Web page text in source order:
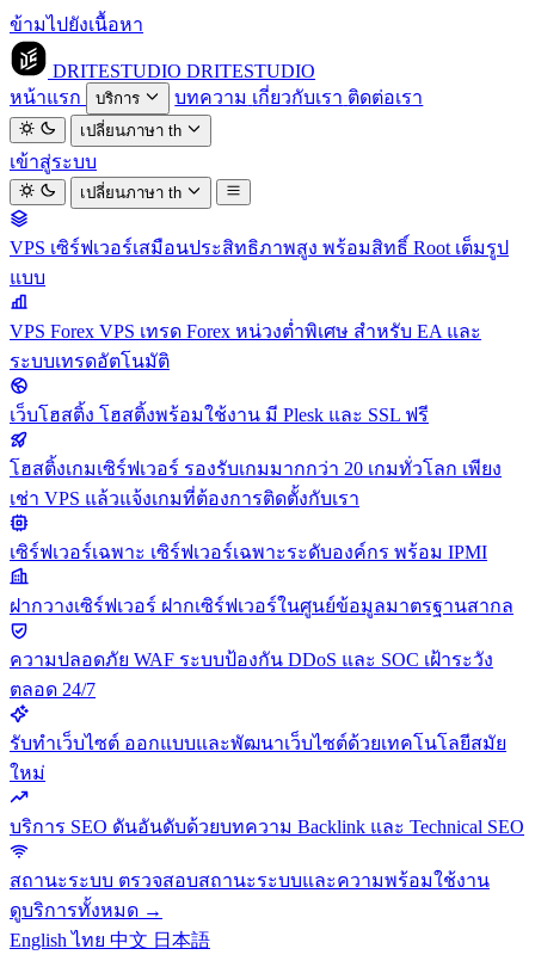
ข้ามไปยังเนื้อหา
DRITESTUDIO DRITESTUDIO
หน้าแรก
บริการ บทความ เกี่ยวกับเรา ติดต่อเรา
เปลี่ยนภาษาth
เข้าสู่ระบบ
เปลี่ยนภาษาth
VPS เซิร์ฟเวอร์เสมือนประสิทธิภาพสูง พร้อมสิทธิ์ Root เต็มรูป
แบบ
VPS Forex VPS เทรด Forex หน่วงต่ำพิเศษ สำหรับ EA และ
ระบบเทรดอัตโนมัติ
เว็บโฮสติ้ง โฮสติ้งพร้อมใช้งาน มี Plesk และ SSL ฟรี
โฮสติ้งเกมเซิร์ฟเวอร์ รองรับเกมมากกว่า 20 เกมทั่วโลก เพียง
เช่า VPS แล้วแจ้งเกมที่ต้องการติดตั้งกับเรา
เซิร์ฟเวอร์เฉพาะ เซิร์ฟเวอร์เฉพาะระดับองค์กร พร้อม IPMI
ฝากวางเซิร์ฟเวอร์ ฝากเซิร์ฟเวอร์ในศูนย์ข้อมูลมาตรฐานสากล
ความปลอดภัย WAF ระบบป้องกัน DDoS และ SOC เฝ้าระวัง
ตลอด 24/7
รับทำเว็บไซต์ ออกแบบและพัฒนาเว็บไซต์ด้วยเทคโนโลยีสมัย
ใหม่
บริการ SEO ดันอันดับด้วยบทความ Backlink และ Technical SEO
สถานะระบบ ตรวจสอบสถานะระบบและความพร้อมใช้งาน
ดูบริการทั้งหมด →
Englishไทย 中文 日本語